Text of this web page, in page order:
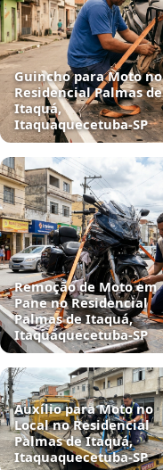
Guincho para Moto no
Residencial Palmas de
Itaquá,
Itaquaquecetuba‑SP
Remoção de Moto em
Pane no Residencial
Palmas de Itaquá,
Itaquaquecetuba‑SP
Auxílio para Moto no
Local no Residencial
Palmas de Itaquá,
Itaquaquecetuba‑SP